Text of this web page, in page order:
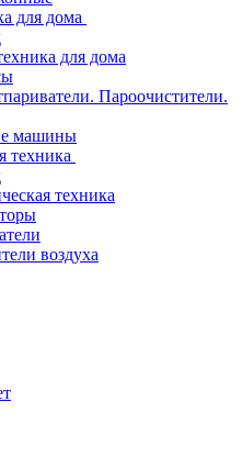
для дома
для дома
Пароочистители.
машины
техника
техника
воздуха